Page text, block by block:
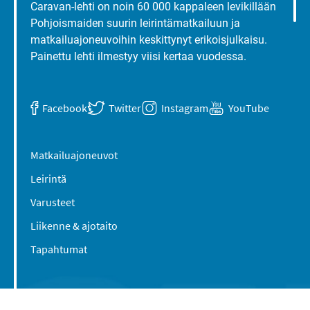
Caravan-lehti on noin 60 000 kappaleen levikillään
Pohjoismaiden suurin leirintämatkailuun ja
matkailuajoneuvoihin keskittynyt erikoisjulkaisu.
Painettu lehti ilmestyy viisi kertaa vuodessa.
Facebook Twitter Instagram YouTube
Matkailuajoneuvot
Leirintä
Varusteet
Liikenne & ajotaito
Tapahtumat